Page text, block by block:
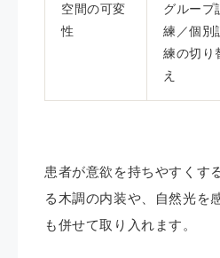
空間の可変
性
グループ
練／個別
練の切り
え
患者が意欲を持ちやすくす
る木調の内装や、自然光を
も併せて取り入れます。